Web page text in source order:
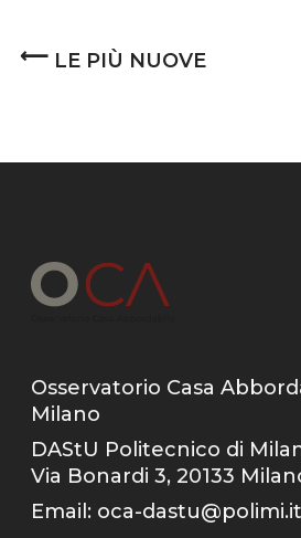
⟵LE PIÙ NUOVE
Osservatorio Casa
Milano
DAStU Politecnico di
Via Bonardi 3, 20133
Email: oca-dastu@polimi.it